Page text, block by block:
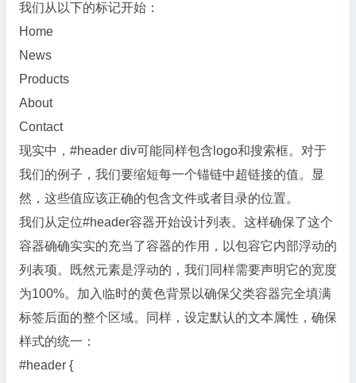
我们从以下的标记开始：
Home
News
Products
About
Contact
现实中，#header div可能同样包含logo和搜索框。对于
我们的例子，我们要缩短每一个锚链中超链接的值。显
然，这些值应该正确的包含文件或者目录的位置。
我们从定位#header容器开始设计列表。这样确保了这个
容器确确实实的充当了容器的作用，以包容它内部浮动的
列表项。既然元素是浮动的，我们同样需要声明它的宽度
为100%。加入临时的黄色背景以确保父类容器完全填满
标签后面的整个区域。同样，设定默认的文本属性，确保
样式的统一：
#header {